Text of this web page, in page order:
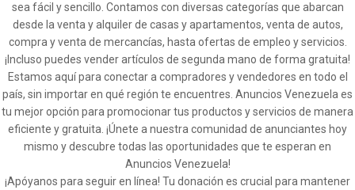
sea fácil y sencillo. Contamos con diversas categorías que abarcan
desde la venta y alquiler de casas y apartamentos, venta de autos,
compra y venta de mercancías, hasta ofertas de empleo y servicios.
¡Incluso puedes vender artículos de segunda mano de forma gratuita!
Estamos aquí para conectar a compradores y vendedores en todo el
país, sin importar en qué región te encuentres. Anuncios Venezuela es
tu mejor opción para promocionar tus productos y servicios de manera
eficiente y gratuita. ¡Únete a nuestra comunidad de anunciantes hoy
mismo y descubre todas las oportunidades que te esperan en
Anuncios Venezuela!
¡Apóyanos para seguir en línea! Tu donación es crucial para mantener